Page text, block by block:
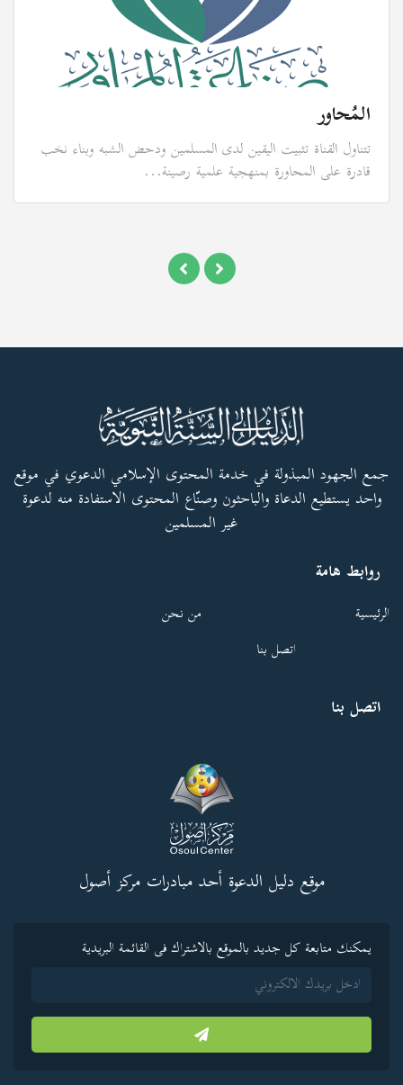
المُحاور
تتناول القناة تثبيت اليقين لدى المسلمين ودحض الشبه وبناء نخب
قادرة على المحاورة بمنهجية علمية رصينة...
جمع الجهود المبذولة في خدمة المحتوى الإسلامي الدعوي في موقع
واحد يستطيع الدعاة والباحثون وصنّاع المحتوى الاستفادة منه لدعوة
غير المسلمين
روابط هامة
الرئيسية
من نحن
اتصل بنا
اتصل بنا
موقع دليل الدعوة أحد مبادرات مركز أصول
يمكنك متابعة كل جديد بالموقع بالاشتراك فى القائمة البريدية